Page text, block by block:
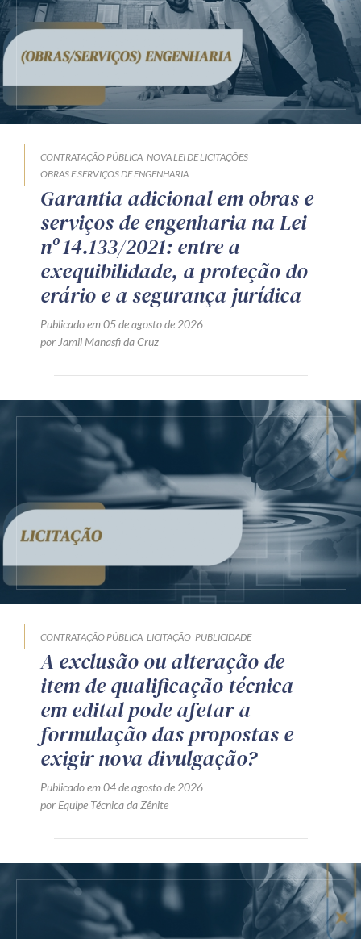
CONTRATAÇÃO PÚBLICA NOVA LEI DE LICITAÇÕES
OBRAS E SERVIÇOS DE ENGENHARIA
Garantia adicional em obras e
serviços de engenharia na Lei
nº 14.133/2021: entre a
exequibilidade, a proteção do
erário e a segurança jurídica
Publicado em 05 de agosto de 2026
por Jamil Manasfi da Cruz
CONTRATAÇÃO PÚBLICA LICITAÇÃO PUBLICIDADE
A exclusão ou alteração de
item de qualificação técnica
em edital pode afetar a
formulação das propostas e
exigir nova divulgação?
Publicado em 04 de agosto de 2026
por Equipe Técnica da Zênite